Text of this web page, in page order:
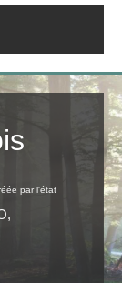
par l'état